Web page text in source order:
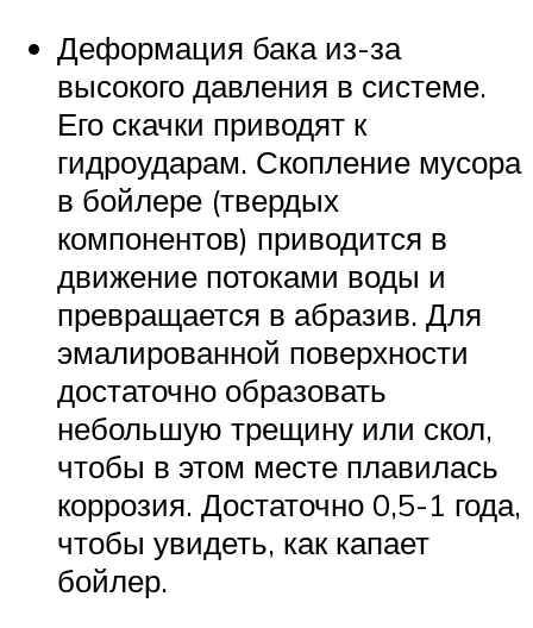
Деформация бака из-за
высокого давления в системе.
Его скачки приводят к
гидроударам. Скопление мусора
в бойлере (твердых
компонентов) приводится в
движение потоками воды и
превращается в абразив. Для
эмалированной поверхности
достаточно образовать
небольшую трещину или скол,
чтобы в этом месте плавилась
коррозия. Достаточно 0,5-1 года,
чтобы увидеть, как капает
бойлер.